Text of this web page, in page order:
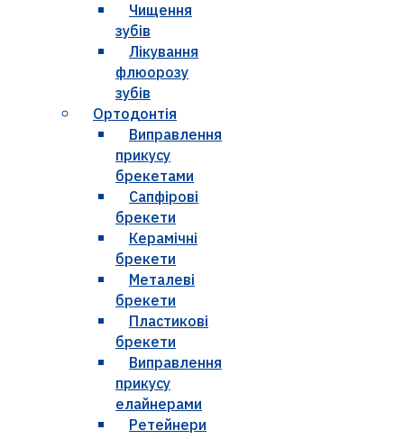
Чищення
зубів
Лікування
флюорозу
зубів
Ортодонтія
Виправлення
прикусу
брекетами
Сапфірові
брекети
Керамічні
брекети
Металеві
брекети
Пластикові
брекети
Виправлення
прикусу
елайнерами
Ретейнери